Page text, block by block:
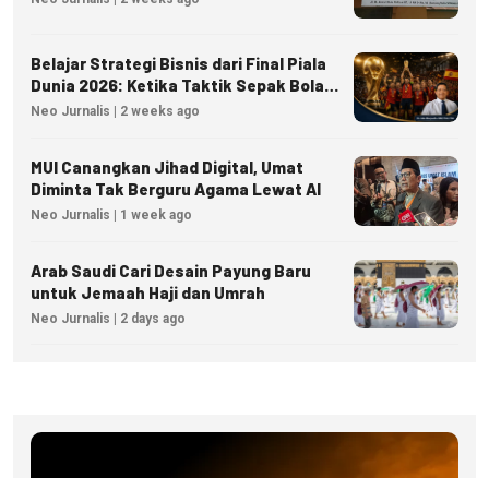
Belajar Strategi Bisnis dari Final Piala
Dunia 2026: Ketika Taktik Sepak Bola
Menjadi Inspirasi Kesuksesan Bisnis
Neo Jurnalis | 2 weeks ago
MUI Canangkan Jihad Digital, Umat
Diminta Tak Berguru Agama Lewat AI
Neo Jurnalis | 1 week ago
Arab Saudi Cari Desain Payung Baru
untuk Jemaah Haji dan Umrah
Neo Jurnalis | 2 days ago